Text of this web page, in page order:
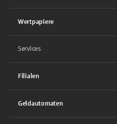
Wertpapiere
Services
Filialen
Geldautomaten